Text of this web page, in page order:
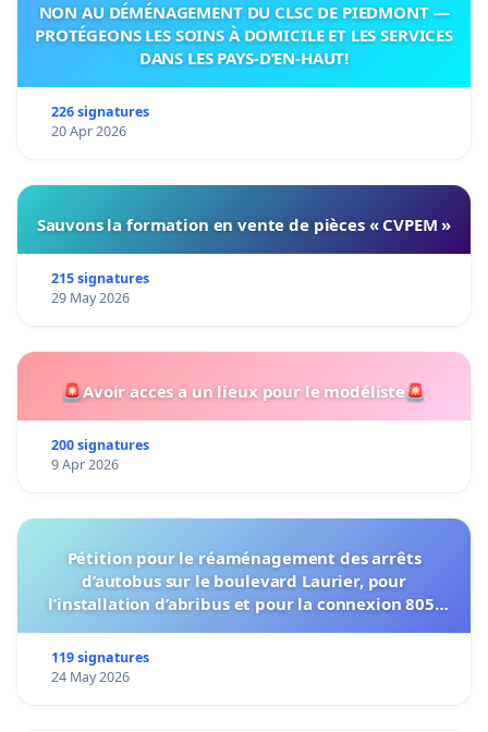
NON AU DÉMÉNAGEMENT DU CLSC DE PIEDMONT —
PROTÉGEONS LES SOINS À DOMICILE ET LES SERVICES
DANS LES PAYS-D’EN-HAUT!
226 signatures
20 Apr 2026
Sauvons la formation en vente de pièces « CVPEM »
215 signatures
29 May 2026
🚨Avoir acces a un lieux pour le modéliste🚨
200 signatures
9 Apr 2026
Pétition pour le réaménagement des arrêts
d’autobus sur le boulevard Laurier, pour
l’installation d’abribus et pour la connexion 805-
119 signatures
24 May 2026